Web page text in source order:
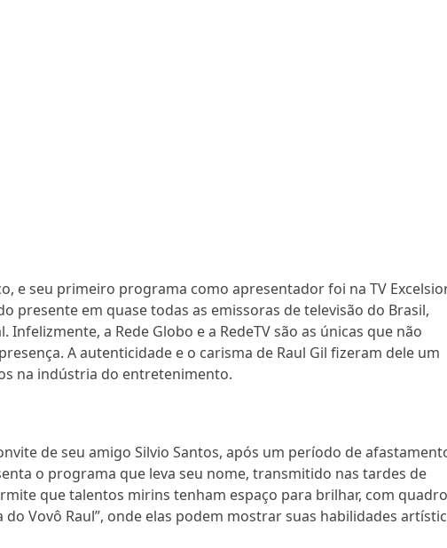
e seu primeiro programa como apresentador foi na TV
presente em quase todas as emissoras de televisão do Brasil,
a Rede Globo e a RedeTV são as únicas que não
A autenticidade e o carisma de Raul Gil fizeram dele um
na indústria do entretenimento.
de seu amigo Silvio Santos, após um período de
o programa que leva seu nome, transmitido nas tardes de
que talentos mirins tenham espaço para brilhar, com
do Vovô Raul”, onde elas podem mostrar suas habilidades